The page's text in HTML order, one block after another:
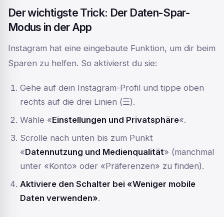
Der wichtigste Trick: Der Daten-Spar-
Modus in der App
Instagram hat eine eingebaute Funktion, um dir beim
Sparen zu helfen. So aktivierst du sie:
Gehe auf dein Instagram-Profil und tippe oben
rechts auf die drei Linien (☰).
Wähle «Einstellungen und Privatsphäre«.
Scrolle nach unten bis zum Punkt
«Datennutzung und Medienqualität» (manchmal
unter «Konto» oder «Präferenzen» zu finden).
Aktiviere den Schalter bei «Weniger mobile
Daten verwenden».